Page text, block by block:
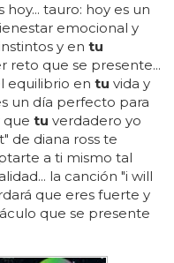
hoy... tauro: hoy es un
emocional y
y en tu
reto que se presente...
equilibrio en tu vida y
un día perfecto para
que tu verdadero yo
de diana ross te
a ti mismo tal
la canción "i will
que eres fuerte y
que se presente